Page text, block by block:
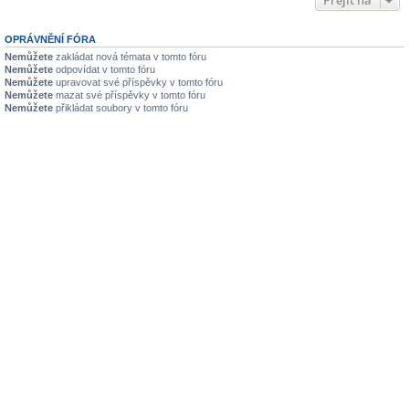
OPRÁVNĚNÍ FÓRA
Nemůžete zakládat nová témata v tomto fóru
Nemůžete odpovídat v tomto fóru
Nemůžete upravovat své příspěvky v tomto fóru
Nemůžete mazat své příspěvky v tomto fóru
Nemůžete přikládat soubory v tomto fóru